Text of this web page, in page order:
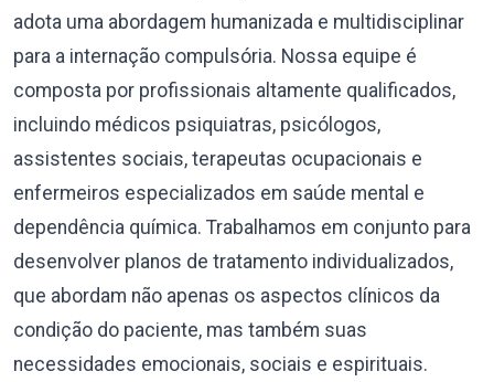
adota uma abordagem humanizada e multidisciplinar
para a internação compulsória. Nossa equipe é
composta por profissionais altamente qualificados,
incluindo médicos psiquiatras, psicólogos,
assistentes sociais, terapeutas ocupacionais e
enfermeiros especializados em saúde mental e
dependência química. Trabalhamos em conjunto para
desenvolver planos de tratamento individualizados,
que abordam não apenas os aspectos clínicos da
condição do paciente, mas também suas
necessidades emocionais, sociais e espirituais.